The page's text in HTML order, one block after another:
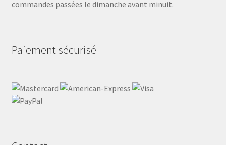
commandes passées le dimanche avant minuit.
Paiement sécurisé